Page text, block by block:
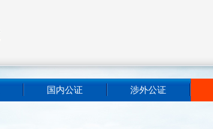
国内公证 涉外公证